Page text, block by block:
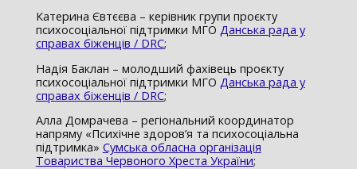
Катерина Євтєєва – керівник групи проєкту
психосоціальної підтримки МГО Данська рада у
справах біженців / DRC;
Надія Баклан – молодший фахівець проєкту
психосоціальної підтримки МГО Данська рада у
справах біженців / DRC;
Алла Домрачева – регіональний координатор
напряму «Психічне здоров’я та психосоціальна
підтримка» Сумська обласна організація
Товариства Червоного Хреста України;